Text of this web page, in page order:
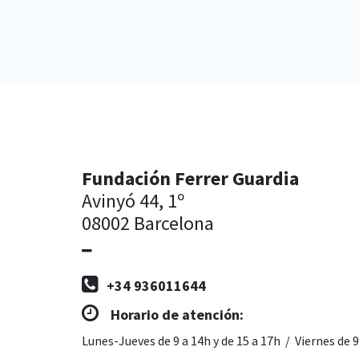
Fundación Ferrer Guardia
Avinyó 44, 1º
08002 Barcelona
+34 936011644
Horario de atención:
Lunes-Jueves de 9 a 14h y de 15 a 17h / Viernes de